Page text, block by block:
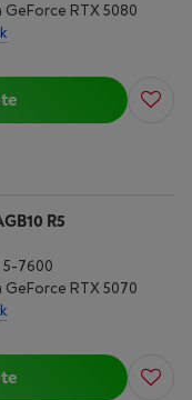
RTX 5080
R5
5-7600
RTX 5070